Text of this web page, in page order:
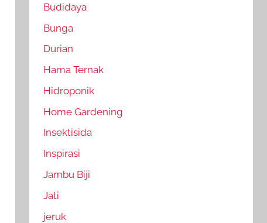
Budidaya
Bunga
Durian
Hama Ternak
Hidroponik
Home Gardening
Insektisida
Inspirasi
Jambu Biji
Jati
jeruk